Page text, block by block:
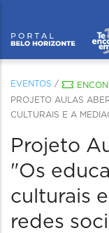
EVENTOS /
PROJETO AULAS
CULTURAIS E A
Projeto
"Os
culturais
redes